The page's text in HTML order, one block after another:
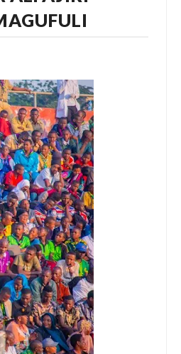
Wala Milango Yangu Ya
Ya Familia Yangu, Mpaka
Mpaka Tiba Ya Asili
TADB KWA WAKULIMA
WA UCHUMI